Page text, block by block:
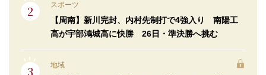
スポーツ
【周南】新川完封、内村先制打で4強入り 南陽工
高が宇部鴻城高に快勝 26日・準決勝へ挑む
地域